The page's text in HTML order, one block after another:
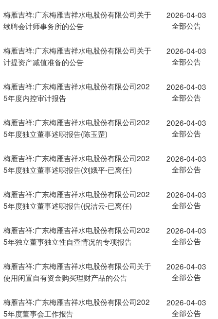
梅雁吉祥:广东梅雁吉祥水电股份有限公司关于
续聘会计师事务所的公告
2026-04-03
全部公告
梅雁吉祥:广东梅雁吉祥水电股份有限公司关于
计提资产减值准备的公告
2026-04-03
全部公告
梅雁吉祥:广东梅雁吉祥水电股份有限公司202
5年度内控审计报告
2026-04-03
全部公告
梅雁吉祥:广东梅雁吉祥水电股份有限公司202
5年度独立董事述职报告(陈玉罡)
2026-04-03
全部公告
梅雁吉祥:广东梅雁吉祥水电股份有限公司202
5年度独立董事述职报告(刘娥平-已离任)
2026-04-03
全部公告
梅雁吉祥:广东梅雁吉祥水电股份有限公司202
5年度独立董事述职报告(倪洁云-已离任)
2026-04-03
全部公告
梅雁吉祥:广东梅雁吉祥水电股份有限公司202
5年独立董事独立性自查情况的专项报告
2026-04-03
全部公告
梅雁吉祥:广东梅雁吉祥水电股份有限公司关于
使用闲置自有资金购买理财产品的公告
2026-04-03
全部公告
梅雁吉祥:广东梅雁吉祥水电股份有限公司202
5年度董事会工作报告
2026-04-03
全部公告